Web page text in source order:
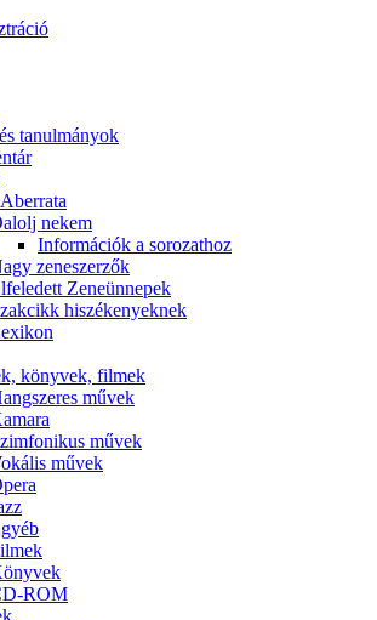
tanulmányok
nekem
Információk a sorozathoz
zeneszerzők
Zeneünnepek
hiszékenyeknek
könyvek, filmek
művek
művek
művek
ROM